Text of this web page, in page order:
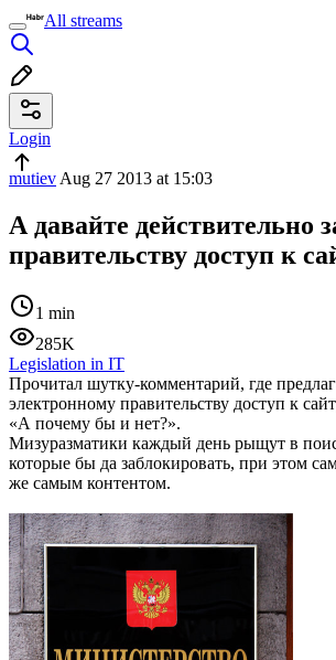
All streams
Login
mutiev Aug 27 2013 at 15:03
А давайте действительно
правительству доступ к
1 min
285K
Legislation in IT
Прочитал шутку-комментарий, где
электронному правительству доступ к
«А почему бы и нет?».
Мизуразматики каждый день рыщут в
которые бы да заблокировать, при этом
же самым контентом.